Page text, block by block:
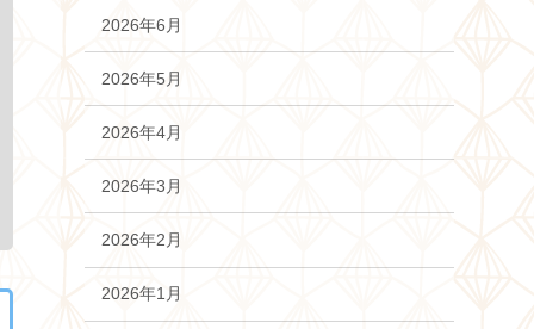
2026年6月
2026年5月
2026年4月
2026年3月
2026年2月
2026年1月